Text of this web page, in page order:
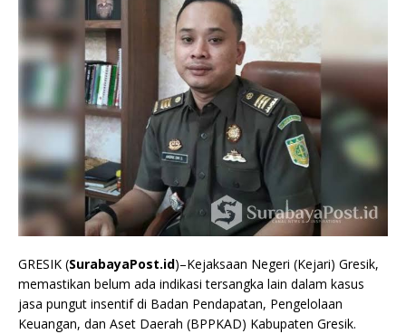
GRESIK (SurabayaPost.id)–Kejaksaan Negeri (Kejari) Gresik,
memastikan belum ada indikasi tersangka lain dalam kasus
jasa pungut insentif di Badan Pendapatan, Pengelolaan
Keuangan, dan Aset Daerah (BPPKAD) Kabupaten Gresik.